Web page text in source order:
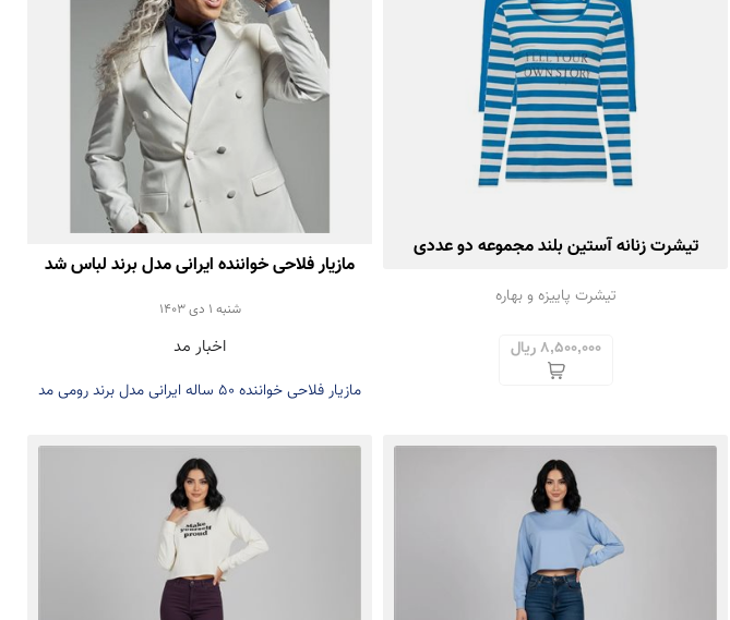
تیشرت زنانه آستین بلند مجموعه دو عددی
تیشرت پاییزه و بهاره
8,500,000 ریال
مازیار فلاحی خواننده ایرانی مدل برند لباس شد
شنبه 1 دی 1403
اخبار مد
مازیار فلاحی خواننده 50 ساله ایرانی مدل برند رومی مد